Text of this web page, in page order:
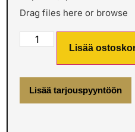
Drag files here or browse
Lisää
Lisää tarjouspyyntöön